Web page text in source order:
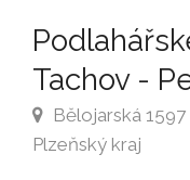
Tachov -
Bělojarská
Plzeňský kraj